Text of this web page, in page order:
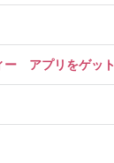
ー アプリをゲット